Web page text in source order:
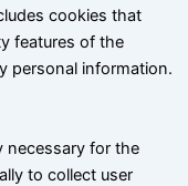
cookies that
features of the
personal information.
necessary for the
to collect user